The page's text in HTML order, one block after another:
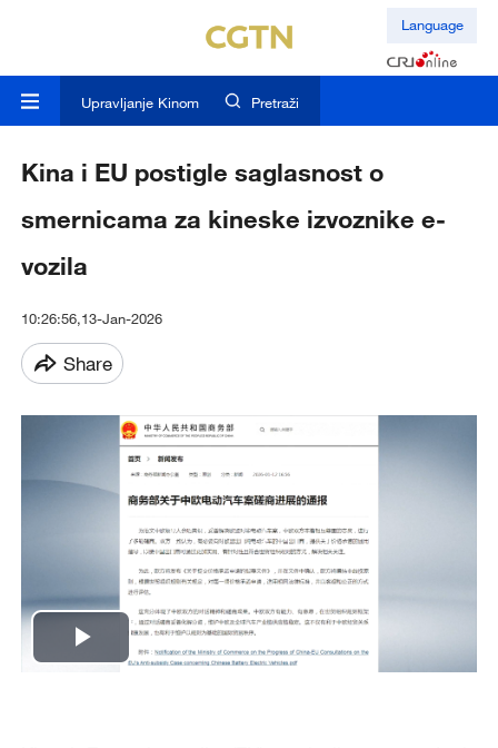
Language
Upravljanje Kinom Pretraži
Kina i EU postigle saglasnost o
smernicama za kineske izvoznike e-
vozila
10:26:56,13-Jan-2026
Share
Play